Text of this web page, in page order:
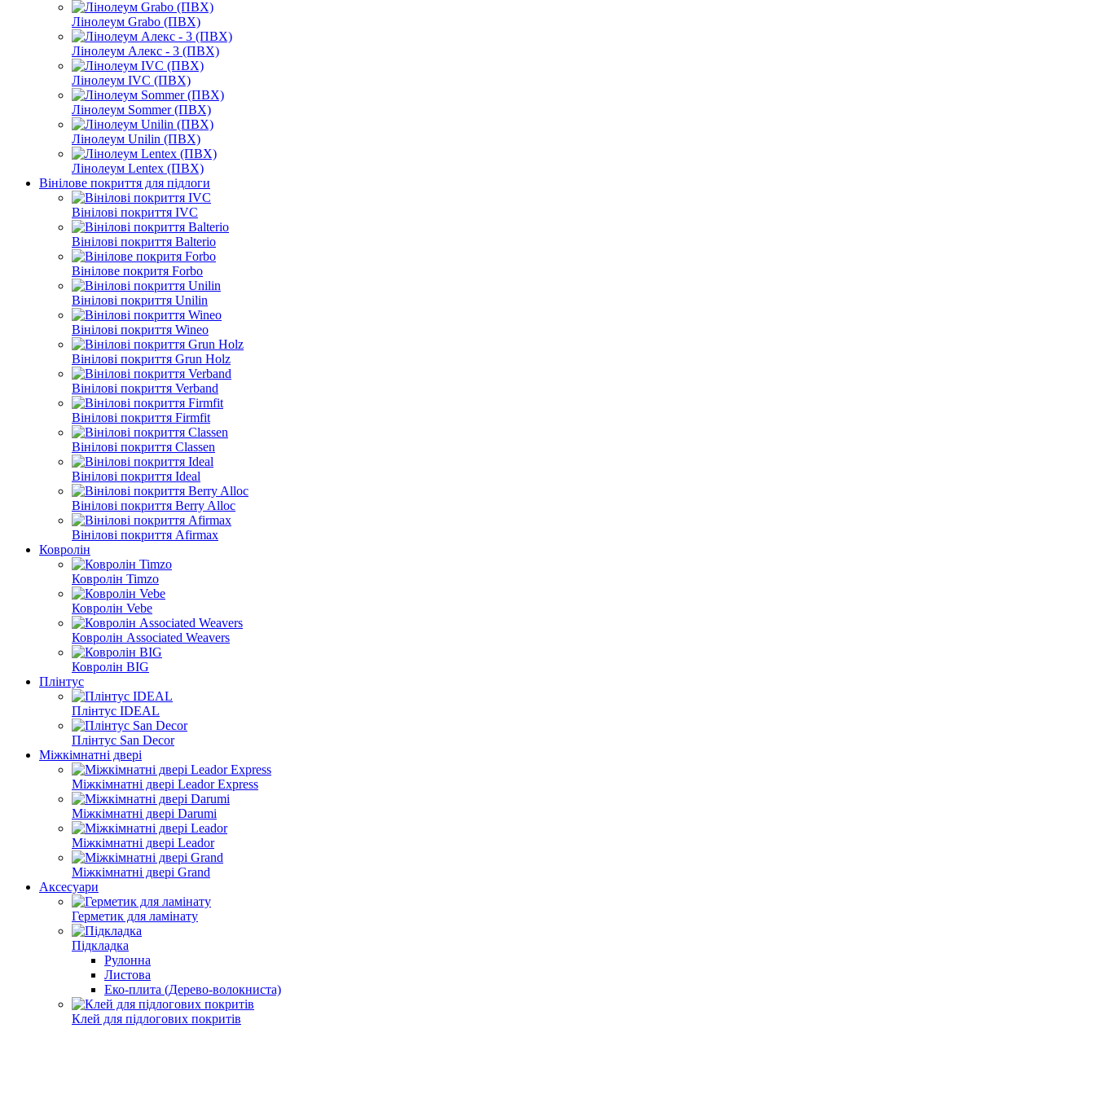
Лінолеум Grabo (ПВХ)
Лінолеум Алекс - 3 (ПВХ)
Лінолеум IVC (ПВХ)
Лінолеум Sommer (ПВХ)
Лінолеум Unilin (ПВХ)
Лінолеум Lentex (ПВХ)
Вінілове покриття для підлоги
Вінілові покриття IVC
Вінілові покриття Balterio
Вінілове покритя Forbo
Вінілові покриття Unilin
Вінілові покриття Wineo
Вінілові покриття Grun Holz
Вінілові покриття Verband
Вінілові покриття Firmfit
Вінілові покриття Classen
Вінілові покриття Ideal
Вінілові покриття Berry Alloc
Вінілові покриття Afirmax
Ковролін
Ковролін Timzo
Ковролін Vebe
Ковролін Associated Weavers
Ковролін BIG
Плінтус
Плінтус IDEAL
Плінтус San Decor
Міжкімнатні двері
Міжкімнатні двері Leador Express
Міжкімнатні двері Darumi
Міжкімнатні двері Leador
Міжкімнатні двері Grand
Аксесуари
Герметик для ламінату
Підкладка
Рулонна
Листова
Еко-плита (Дерево-волокниста)
Клей для підлогових покритів